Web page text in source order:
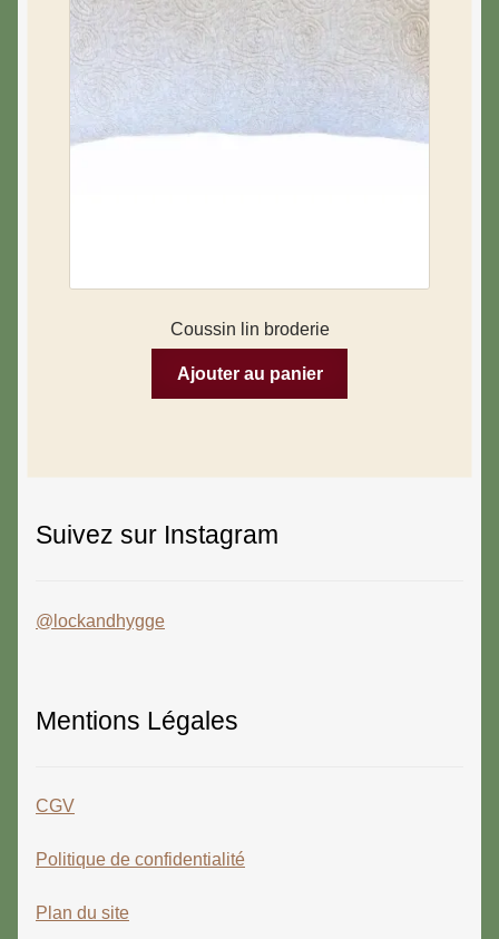
Coussin lin broderie
Ajouter au panier
Suivez sur Instagram
@lockandhygge
Mentions Légales
CGV
Politique de confidentialité
Plan du site